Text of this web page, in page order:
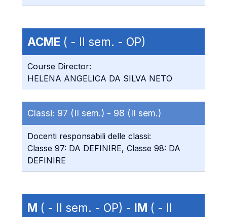
ACME ( - II sem. - OP)
Course Director:
HELENA ANGELICA DA SILVA NETO
Classi: 97 (II sem.) - 98 (II sem.)
Docenti responsabili delle classi:
Classe 97: DA DEFINIRE, Classe 98: DA
DEFINIRE
M ( - II sem. - OP) - IM ( - II